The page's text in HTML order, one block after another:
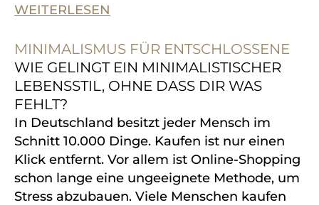
WEITERLESEN
MINIMALISMUS FÜR ENTSCHLOSSENE
WIE GELINGT EIN MINIMALISTISCHER
LEBENSSTIL, OHNE DASS DIR WAS
FEHLT?
In Deutschland besitzt jeder Mensch im
Schnitt 10.000 Dinge. Kaufen ist nur einen
Klick entfernt. Vor allem ist Online-Shopping
schon lange eine ungeeignete Methode, um
Stress abzubauen. Viele Menschen kaufen